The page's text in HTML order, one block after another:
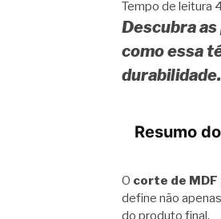
Tempo de leitura 4
Descubra
como essa
durabilidade.
Resumo
O corte de MDF
define não